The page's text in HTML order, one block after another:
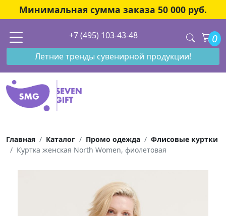
Минимальная сумма заказа 50 000 руб.
+7 (495) 103-43-48 0
Летние тренды сувенирной продукции!
Главная Каталог Промо одежда
Флисовые куртки
Куртка женская North Women, фиолетовая